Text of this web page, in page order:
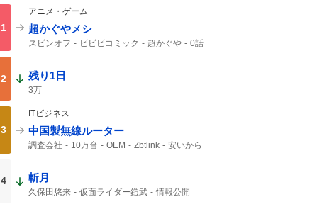
1
アニメ・ゲーム
超かぐやメシ
スピンオフ ビビビコミック 超かぐや
0話
2 残り1日
3万
3
ITビジネス
中国製無線ルーター
調査会社 10万台 OEM Zbtlink
安いから
4 斬月
久保田悠来 仮面ライダー鎧武
情報公開